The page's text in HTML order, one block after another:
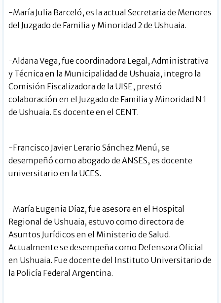
-María Julia Barceló, es la actual Secretaria de Menores
del Juzgado de Familia y Minoridad 2 de Ushuaia.
-Aldana Vega, fue coordinadora Legal, Administrativa
y Técnica en la Municipalidad de Ushuaia, integro la
Comisión Fiscalizadora de la UISE, prestó
colaboración en el Juzgado de Familia y Minoridad N 1
de Ushuaia. Es docente en el CENT.
-Francisco Javier Lerario Sánchez Menú, se
desempeñó como abogado de ANSES, es docente
universitario en la UCES.
-María Eugenia Díaz, fue asesora en el Hospital
Regional de Ushuaia, estuvo como directora de
Asuntos Jurídicos en el Ministerio de Salud.
Actualmente se desempeña como Defensora Oficial
en Ushuaia. Fue docente del Instituto Universitario de
la Policía Federal Argentina.